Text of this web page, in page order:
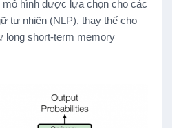
mô hình được lựa chọn cho các
tự nhiên (NLP), thay thế cho
long short-term memory